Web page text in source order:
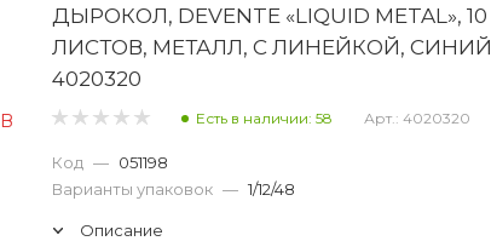
ДЫРОКОЛ, DEVENTE «LIQUID METAL», 10
ЛИСТОВ, МЕТАЛЛ, С ЛИНЕЙКОЙ, СИНИЙ
4020320
Есть в наличии: 58 Арт.: 4020320
Код — 051198
Варианты упаковок — 1/12/48
Описание